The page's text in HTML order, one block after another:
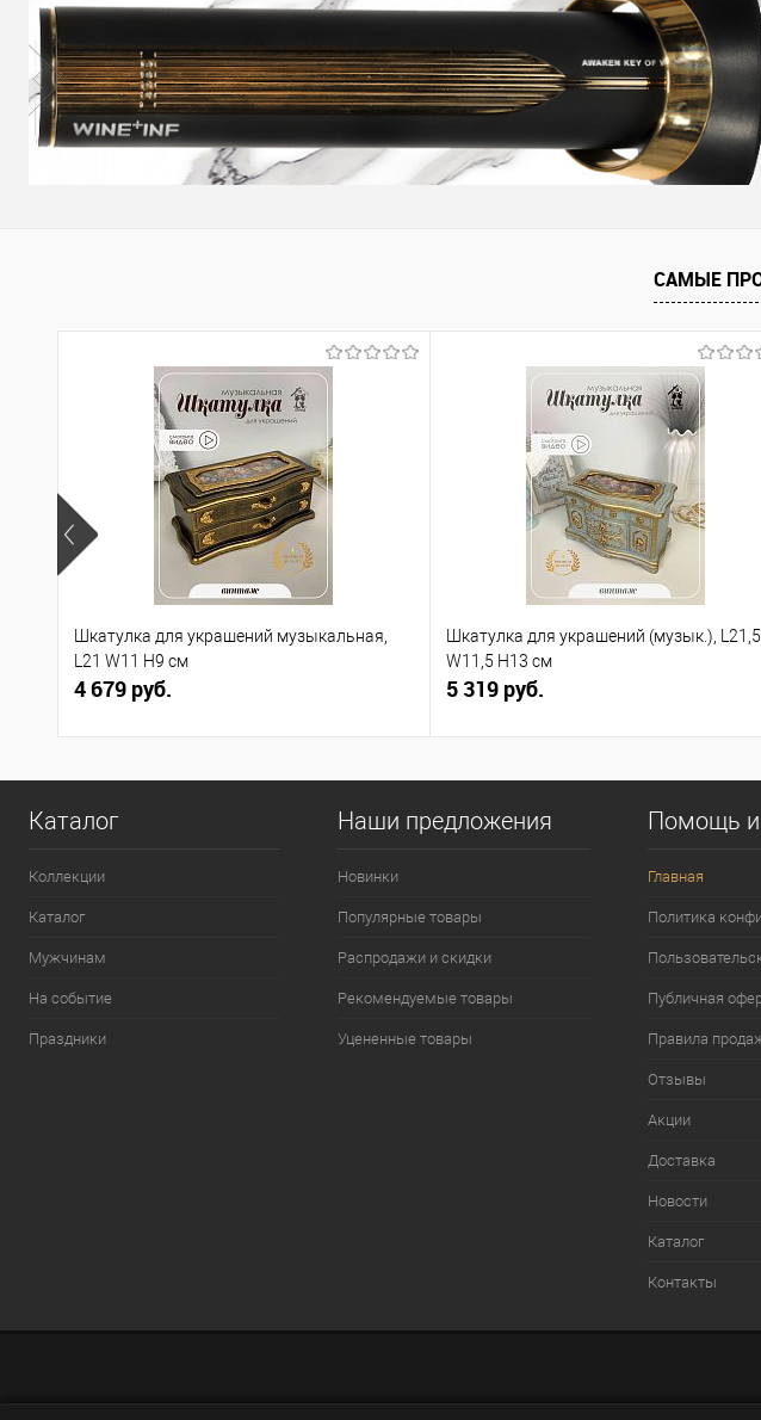
САМЫЕ
Шкатулка для украшений музыкальная,
L21 W11 H9 см
4 679 руб.
Шкатулка для украшений (музык.), L21,5
W11,5 H13 см
5 319 руб.
Каталог
Коллекции
Каталог
Мужчинам
На событие
Праздники
Наши предложения
Новинки
Популярные товары
Распродажи и скидки
Рекомендуемые товары
Уцененные товары
Помощь и
Главная
Политика
Публичная
Правила
Отзывы
Акции
Доставка
Новости
Каталог
Контакты